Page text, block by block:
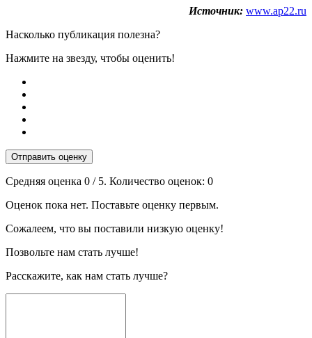
Источник: www.ap22.ru
Насколько публикация полезна?
Нажмите на звезду, чтобы оценить!
Отправить оценку
Средняя оценка 0 / 5. Количество оценок: 0
Оценок пока нет. Поставьте оценку первым.
Сожалеем, что вы поставили низкую оценку!
Позвольте нам стать лучше!
Расскажите, как нам стать лучше?